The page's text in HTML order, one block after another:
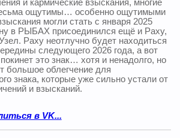
и кармические взыскания, многие
ощутимы… особенно ощутимыми
могли стать с января 2025
в РЫБАХ присоединился ещё и Раху,
Раху неотлучно будет находиться
следующего 2026 года, а вот
это знак… хотя и ненадолго, но
большое облегчение для
знака, которые уже сильно устали от
и взысканий.
в VK...